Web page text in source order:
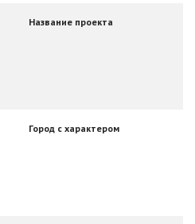
Название проекта
Город с характером